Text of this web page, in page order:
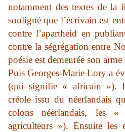
notamment des textes de la
souligné que l’écrivain est
contre l’apartheid en
contre la ségrégation entre
poésie est demeurée son
Puis Georges-Marie Lory a
(qui signifie « africain »).
créole issu du néerlandais
colons néerlandais, les
agriculteurs »). Ensuite les